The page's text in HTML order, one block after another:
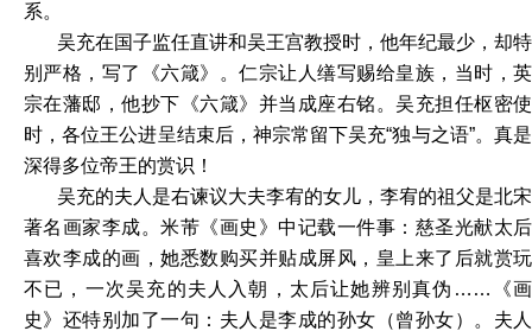
系。
吴充在国子监任直讲和吴王宫教授时，他年纪最少，却特
别严格，写了《六箴》。仁宗让人缮写赐给皇族，当时，英
宗在藩邸，他抄下《六箴》并当成座右铭。吴充担任枢密使
时，各位王公进呈结束后，神宗常留下吴充“独与之语”。真是
深得多位帝王的赏识！
吴充的夫人是右谏议大夫李宥的女儿，李宥的祖父是北宋
著名画家李成。米芾《画史》中记载一件事：慈圣光献太后
喜欢李成的画，她悉数购买并贴成屏风，皇上来了后就赏玩
不已，一次吴充的夫人入朝，太后让她辨别真伪……《画
史》还特别加了一句：夫人是李成的孙女（曾孙女）。夫人